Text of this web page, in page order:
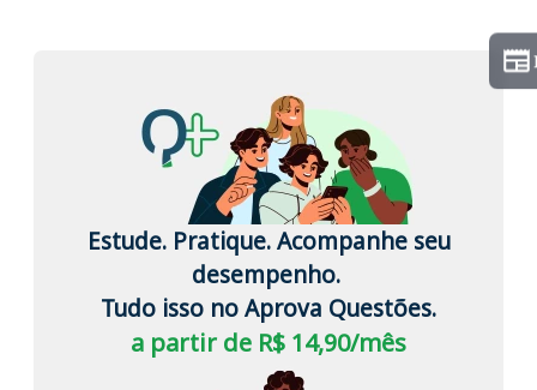
Estude. Pratique. Acompanhe seu
desempenho.
Tudo isso no Aprova Questões.
a partir de R$ 14,90/mês